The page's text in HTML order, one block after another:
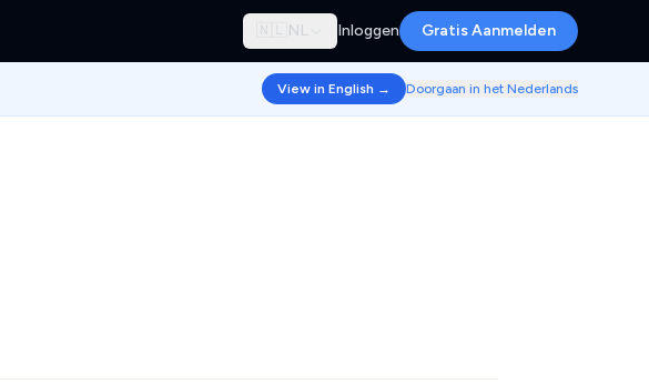
🇳🇱 NL Inloggen Gratis Aanmelden
View in English → Doorgaan in het Nederlands